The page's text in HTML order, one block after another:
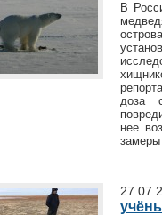
В
доза
нее
замеры